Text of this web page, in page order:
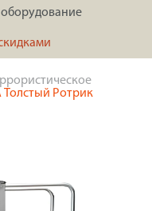
Ротрик